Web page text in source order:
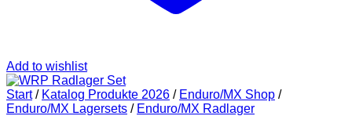
Add to wishlist
Start / Katalog Produkte 2026 / Enduro/MX Shop /
Enduro/MX Lagersets / Enduro/MX Radlager